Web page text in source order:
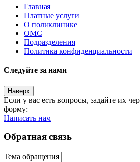
Главная
Платные услуги
О поликлинике
ОМС
Подразделения
Политика конфиденциальности
Следуйте за нами
Наверх
Если у вас есть вопросы, задайте их
форму:
Написать нам
Обратная связь
Тема обращения